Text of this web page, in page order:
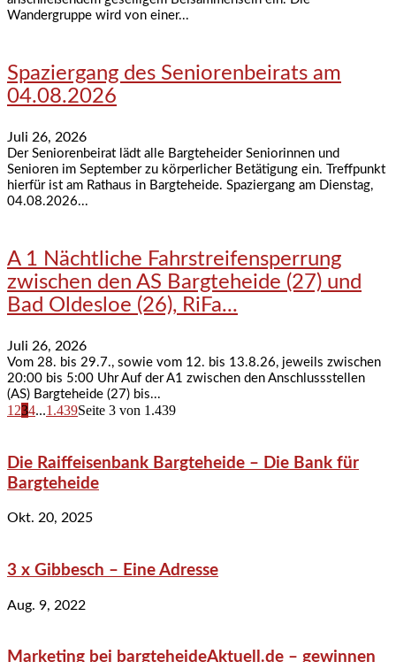
Wandergruppe wird von einer...
Spaziergang des Seniorenbeirats am
04.08.2026
Juli 26, 2026
Der Seniorenbeirat lädt alle Bargteheider Seniorinnen und
Senioren im September zu körperlicher Betätigung ein. Treffpunkt
hierfür ist am Rathaus in Bargteheide. Spaziergang am Dienstag,
04.08.2026...
A 1 Nächtliche Fahrstreifensperrung
zwischen den AS Bargteheide (27) und
Bad Oldesloe (26), RiFa...
Juli 26, 2026
Vom 28. bis 29.7., sowie vom 12. bis 13.8.26, jeweils zwischen
20:00 bis 5:00 Uhr Auf der A1 zwischen den Anschlussstellen
(AS) Bargteheide (27) bis...
1 234...1.439Seite 3 von 1.439
Die Raiffeisenbank Bargteheide – Die Bank für
Bargteheide
Okt. 20, 2025
3 x Gibbesch – Eine Adresse
Aug. 9, 2022
Marketing bei bargteheideAktuell.de – gewinnen